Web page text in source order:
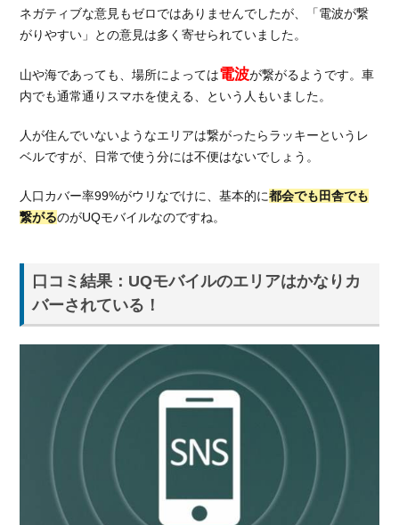
ネガティブな意見もゼロではありませんでしたが、「電波が繋
がりやすい」との意見は多く寄せられていました。
山や海であっても、場所によっては電波が繋がるようです。車
内でも通常通りスマホを使える、という人もいました。
人が住んでいないようなエリアは繋がったらラッキーというレ
ベルですが、日常で使う分には不便はないでしょう。
人口カバー率99%がウリなでけに、基本的に都会でも田舎でも
繋がるのがUQモバイルなのですね。
口コミ結果：UQモバイルのエリアはかなりカ
バーされている！